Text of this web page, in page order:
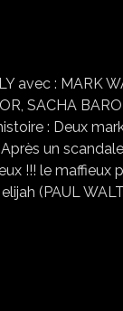
avec : MARK
SACHA
: Deux
un
!!! le
(PAUL